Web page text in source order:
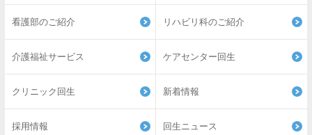
看護部のご紹介 リハビリ科のご紹介
介護福祉サービス ケアセンター回生
クリニック回生 新着情報
採用情報 回生ニュース